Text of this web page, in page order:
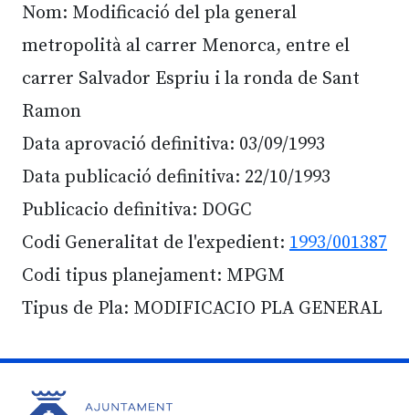
Nom: Modificació del pla general
metropolità al carrer Menorca, entre el
carrer Salvador Espriu i la ronda de Sant
Ramon
Data aprovació definitiva: 03/09/1993
Data publicació definitiva: 22/10/1993
Publicacio definitiva: DOGC
Codi Generalitat de l'expedient: 1993/001387
Codi tipus planejament: MPGM
Tipus de Pla: MODIFICACIO PLA GENERAL